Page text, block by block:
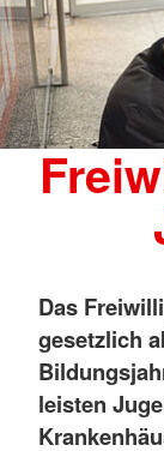
Das
gesetzlich
leisten